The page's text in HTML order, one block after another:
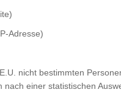
Adresse)
nicht bestimmten
einer statistischen